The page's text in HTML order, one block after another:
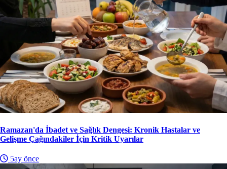
Ramazan'da İbadet ve Sağlık Dengesi: Kronik Hastalar ve
Gelişme Çağındakiler İçin Kritik Uyarılar
5ay önce